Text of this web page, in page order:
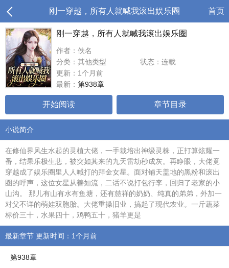
刚一穿越，所有人就喊我滚出娱乐圈 首页
刚一穿越，所有人就喊我滚出娱乐圈
作者：佚名
分类：其他类型
状态：连载
更新：1个月前
最新： 第938章
开始阅读 章节目录
小说简介
在修仙界风生水起的灵植大佬，一手栽培出神级灵株，正打算炫耀一
番，结果乐极生悲，被突如其来的九天雷劫秒成灰。再睁眼，大佬竟
穿越成了娱乐圈里人人喊打的拜金女星。面对铺天盖地的黑粉和滚出
圈的呼声，这位女星从善如流，二话不说打包行李，回归了老家的小
山沟。 那儿有山有水有鱼塘，还有慈祥的奶奶、纯真的弟弟，外加一
对父不详的萌娃双胞胎。大佬重操旧业，搞起了现代农业。一斤蔬菜
标价三十，水果四十，鸡鸭五十，猪羊更是
最新章节 更新时间：1个月前
第938章